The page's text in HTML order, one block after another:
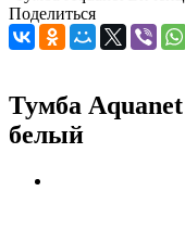
Поделиться
Тумба
белый